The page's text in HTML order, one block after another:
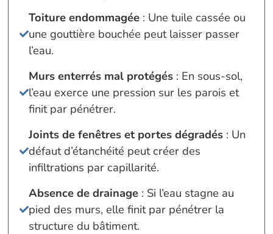
Toiture endommagée : Une tuile cassée ou
une gouttière bouchée peut laisser passer
l’eau.
Murs enterrés mal protégés : En sous-sol,
l’eau exerce une pression sur les parois et
finit par pénétrer.
Joints de fenêtres et portes dégradés : Un
défaut d’étanchéité peut créer des
infiltrations par capillarité.
Absence de drainage : Si l’eau stagne au
pied des murs, elle finit par pénétrer la
structure du bâtiment.